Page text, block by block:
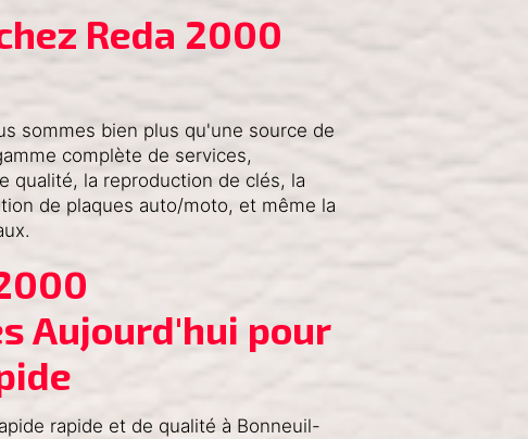
Reda 2000
sommes bien plus qu'une source de
complète de services,
qualité, la reproduction de clés, la
de plaques auto/moto, et même la
Aujourd'hui pour
rapide et de qualité à Bonneuil-